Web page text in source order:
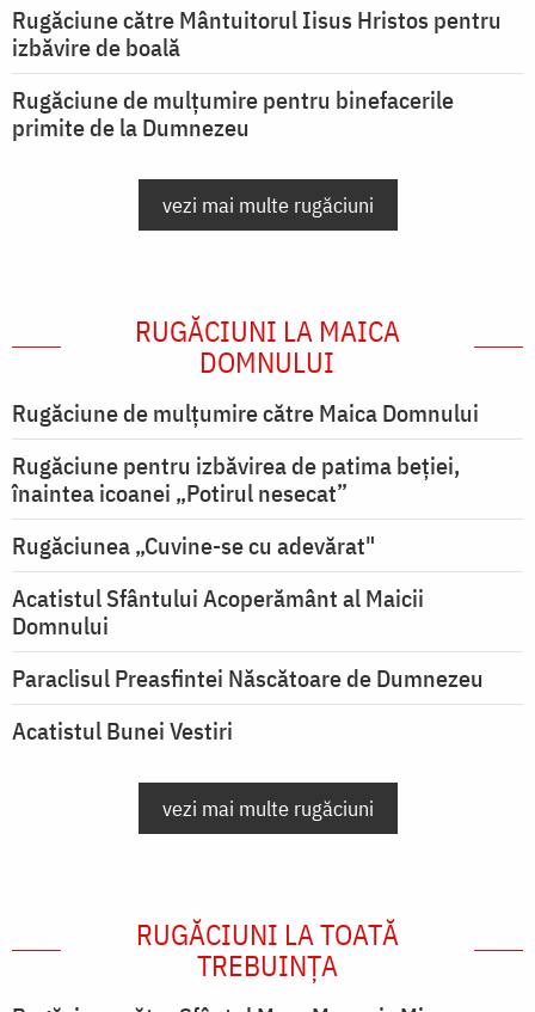
Rugăciune către Mântuitorul Iisus Hristos pentru
izbăvire de boală
Rugăciune de mulțumire pentru binefacerile
primite de la Dumnezeu
vezi mai multe rugăciuni
RUGĂCIUNI LA MAICA
DOMNULUI
Rugăciune de mulţumire către Maica Domnului
Rugăciune pentru izbăvirea de patima beției,
înaintea icoanei „Potirul nesecat”
Rugăciunea „Cuvine-se cu adevărat"
Acatistul Sfântului Acoperământ al Maicii
Domnului
Paraclisul Preasfintei Născătoare de Dumnezeu
Acatistul Bunei Vestiri
vezi mai multe rugăciuni
RUGĂCIUNI LA TOATĂ
TREBUINȚA